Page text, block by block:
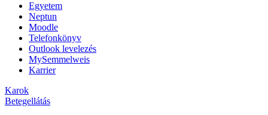
Egyetem
Neptun
Moodle
Telefonkönyv
Outlook levelezés
MySemmelweis
Karrier
Karok
Betegellátás